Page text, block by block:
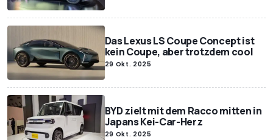
Das Lexus LS Coupe Concept ist
kein Coupe, aber trotzdem cool
29 Okt. 2025
BYD zielt mit dem Racco mitten in
Japans Kei-Car-Herz
29 Okt. 2025